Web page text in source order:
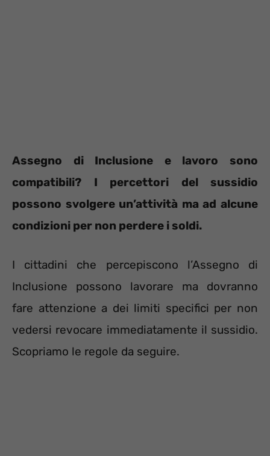
Assegno di Inclusione e lavoro sono
compatibili? I percettori del sussidio
possono svolgere un’attività ma ad alcune
condizioni per non perdere i soldi.
I cittadini che percepiscono l’Assegno di
Inclusione possono lavorare ma dovranno
fare attenzione a dei limiti specifici per non
vedersi revocare immediatamente il sussidio.
Scopriamo le regole da seguire.